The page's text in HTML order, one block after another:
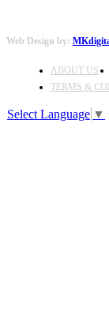
Web Design by:
ABOUT US
TERMS &
Select Language ▼